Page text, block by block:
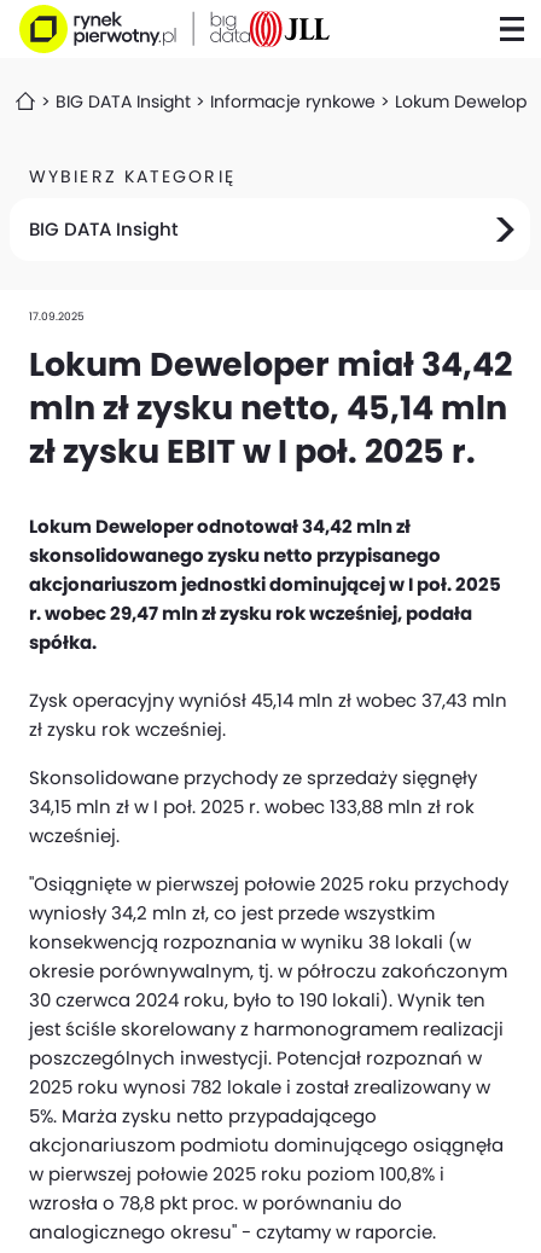
BIG DATA Insight Informacje rynkowe Lokum
WYBIERZ KATEGORIĘ
BIG DATA Insight
17.09.2025
Lokum Deweloper miał 34,42
mln zł zysku netto, 45,14 mln
zł zysku EBIT w I poł. 2025 r.
Lokum Deweloper odnotował 34,42 mln zł
skonsolidowanego zysku netto przypisanego
akcjonariuszom jednostki dominującej w I poł. 2025
r. wobec 29,47 mln zł zysku rok wcześniej, podała
spółka.
Zysk operacyjny wyniósł 45,14 mln zł wobec 37,43 mln
zł zysku rok wcześniej.
Skonsolidowane przychody ze sprzedaży sięgnęły
34,15 mln zł w I poł. 2025 r. wobec 133,88 mln zł rok
wcześniej.
"Osiągnięte w pierwszej połowie 2025 roku przychody
wyniosły 34,2 mln zł, co jest przede wszystkim
konsekwencją rozpoznania w wyniku 38 lokali (w
okresie porównywalnym, tj. w półroczu zakończonym
30 czerwca 2024 roku, było to 190 lokali). Wynik ten
jest ściśle skorelowany z harmonogramem realizacji
poszczególnych inwestycji. Potencjał rozpoznań w
2025 roku wynosi 782 lokale i został zrealizowany w
5%. Marża zysku netto przypadającego
akcjonariuszom podmiotu dominującego osiągnęła
w pierwszej połowie 2025 roku poziom 100,8% i
wzrosła o 78,8 pkt proc. w porównaniu do
analogicznego okresu" - czytamy w raporcie.